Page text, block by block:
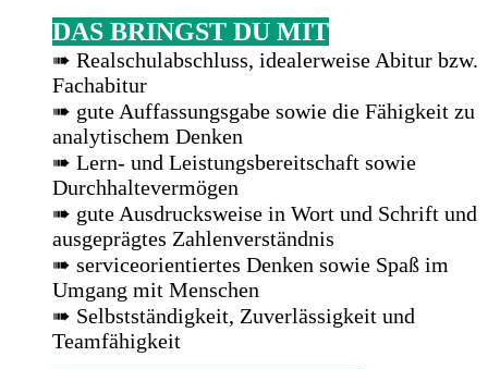
DAS BRINGST DU MIT
➠ Realschulabschluss, idealerweise Abitur bzw.
Fachabitur
➠ gute Auffassungsgabe sowie die Fähigkeit zu
analytischem Denken
➠ Lern- und Leistungsbereitschaft sowie
Durchhaltevermögen
➠ gute Ausdrucksweise in Wort und Schrift und
ausgeprägtes Zahlenverständnis
➠ serviceorientiertes Denken sowie Spaß im
Umgang mit Menschen
➠ Selbstständigkeit, Zuverlässigkeit und
Teamfähigkeit